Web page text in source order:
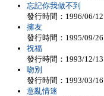
忘記你我做不到
發行時間：1996/06/12
擁友
發行時間：1995/09/26
祝福
發行時間：1993/12/13
吻別
發行時間：1993/03/16
意亂情迷